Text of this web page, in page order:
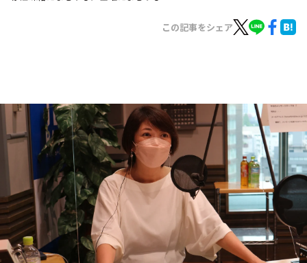
お知らせ
イベント・グッズ
YouTube
会社情報
この記事をシェア